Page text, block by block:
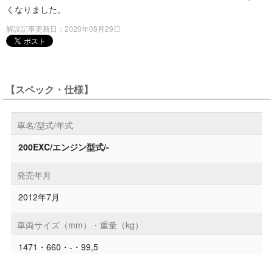
くなりました。
解説記事更新日：2020年08月29日
【スペック・仕様】
車名/型式/年式
200EXC/エンジン型式/-
発売年月
2012年7月
車両サイズ（mm）・重量（kg）
1471・660・-・99,5